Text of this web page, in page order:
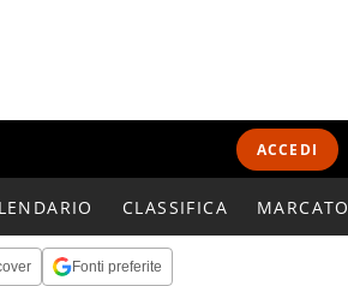
ACCEDI
CLASSIFICA
Fonti preferite